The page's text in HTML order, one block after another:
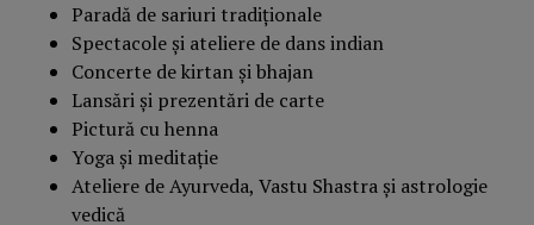
Paradă de sariuri tradiționale
Spectacole și ateliere de dans indian
Concerte de kirtan și bhajan
Lansări și prezentări de carte
Pictură cu henna
Yoga și meditație
Ateliere de Ayurveda, Vastu Shastra și astrologie
vedică